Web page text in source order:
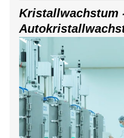
Kristallwachstum